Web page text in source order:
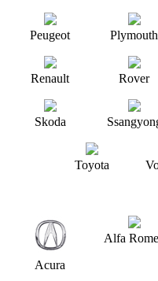
Peugeot Plymouth
Renault Rover
Skoda
Toyota
Acura
Alfa